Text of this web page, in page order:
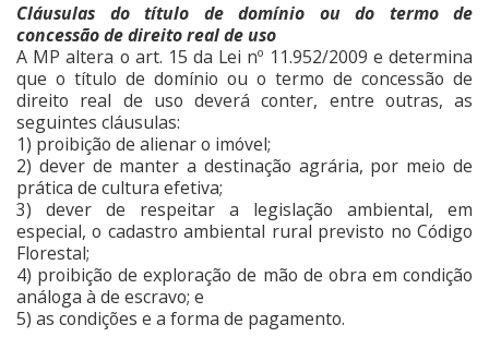
Cláusulas do título de domínio ou do termo de
concessão de direito real de uso
A MP altera o art. 15 da Lei nº 11.952/2009 e determina
que o título de domínio ou o termo de concessão de
direito real de uso deverá conter, entre outras, as
seguintes cláusulas:
1) proibição de alienar o imóvel;
2) dever de manter a destinação agrária, por meio de
prática de cultura efetiva;
3) dever de respeitar a legislação ambiental, em
especial, o cadastro ambiental rural previsto no Código
Florestal;
4) proibição de exploração de mão de obra em condição
análoga à de escravo; e
5) as condições e a forma de pagamento.